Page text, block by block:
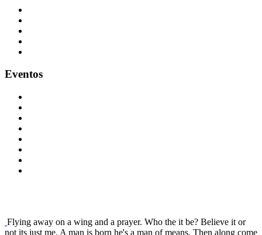
Eventos
Flying away on a wing and a prayer. Who the it be? Believe it or
not its just me. A man is born he's a man of means. Then along come